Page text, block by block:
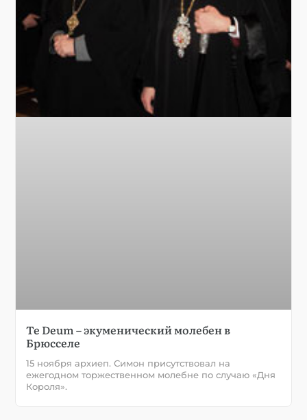
Te Deum – экуменический молебен в
Брюсселе
15 ноября архиеп. Симон присутствовал на
ежегодном торжественном молебне по случаю «Дня
Короля».